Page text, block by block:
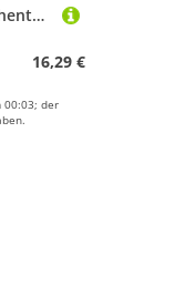
dzqad Magnetische Flaschentasche, Flaschen Organizer, Fitness Organizer Tasche für Damen und Herren mit Schultergurt für Reise Arbeit und Sport
16,29 €
00:03; der